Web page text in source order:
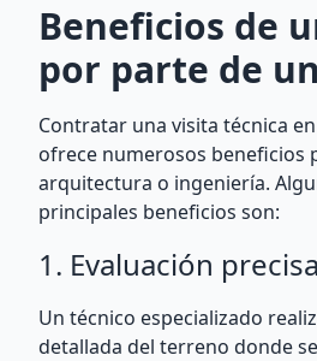
Beneficios de
por parte de
Contratar una visita técnica
ofrece numerosos beneficios
arquitectura o ingeniería.
principales beneficios son:
1. Evaluación
Un técnico especializado
detallada del terreno donde